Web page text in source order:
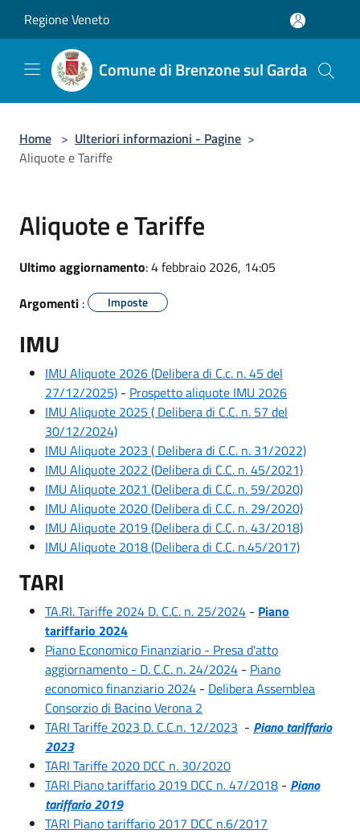
Regione Veneto
Comune di Brenzone sul Garda
Home > Ulteriori informazioni - Pagine >
Aliquote e Tariffe
Aliquote e Tariffe
Ultimo aggiornamento: 4 febbraio 2026, 14:05
Argomenti : Imposte
IMU
IMU Aliquote 2026 (Delibera di C.c. n. 45 del
27/12/2025) - Prospetto aliquote IMU 2026
IMU Aliquote 2025 ( Delibera di C.C. n. 57 del
30/12/2024)
IMU Aliquote 2023 ( Delibera di C.C. n. 31/2022)
IMU Aliquote 2022 (Delibera di C.C. n. 45/2021)
IMU Aliquote 2021 (Delibera di C.C. n. 59/2020)
IMU Aliquote 2020 (Delibera di C.C. n. 29/2020)
IMU Aliquote 2019 (Delibera di C.C. n. 43/2018)
IMU Aliquote 2018 (Delibera di C.C. n.45/2017)
TARI
TA.RI. Tariffe 2024 D. C.C. n. 25/2024 - Piano
tariffario 2024
Piano Economico Finanziario - Presa d'atto
aggiornamento - D. C.C. n. 24/2024 - Piano
economico finanziario 2024 - Delibera Assemblea
Consorzio di Bacino Verona 2
TARI Tariffe 2023 D. C.C.n. 12/2023 - Piano tariffario
2023
TARI Tariffe 2020 DCC n. 30/2020
TARI Piano tariffario 2019 DCC n. 47/2018 - Piano
tariffario 2019
TARI Piano tariffario 2017 DCC n.6/2017